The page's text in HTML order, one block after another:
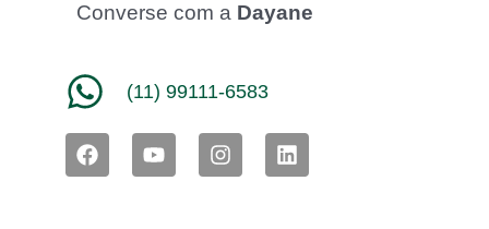
Converse com a Dayane
(11) 99111-6583
F
a
Y
o
I
n
L
i